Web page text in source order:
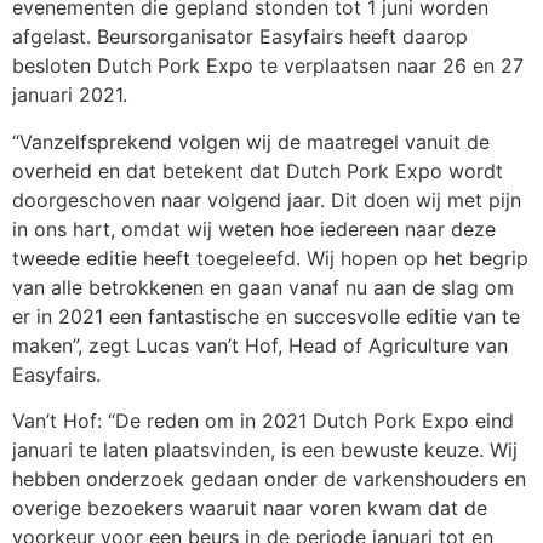
evenementen die gepland stonden tot 1 juni worden
afgelast. Beursorganisator Easyfairs heeft daarop
besloten Dutch Pork Expo te verplaatsen naar 26 en 27
januari 2021.
“Vanzelfsprekend volgen wij de maatregel vanuit de
overheid en dat betekent dat Dutch Pork Expo wordt
doorgeschoven naar volgend jaar. Dit doen wij met pijn
in ons hart, omdat wij weten hoe iedereen naar deze
tweede editie heeft toegeleefd. Wij hopen op het begrip
van alle betrokkenen en gaan vanaf nu aan de slag om
er in 2021 een fantastische en succesvolle editie van te
maken”, zegt Lucas van’t Hof, Head of Agriculture van
Easyfairs.
Van’t Hof: “De reden om in 2021 Dutch Pork Expo eind
januari te laten plaatsvinden, is een bewuste keuze. Wij
hebben onderzoek gedaan onder de varkenshouders en
overige bezoekers waaruit naar voren kwam dat de
voorkeur voor een beurs in de periode januari tot en